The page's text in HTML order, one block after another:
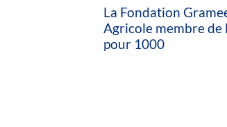
La Fondation
Agricole membre de
pour 1000